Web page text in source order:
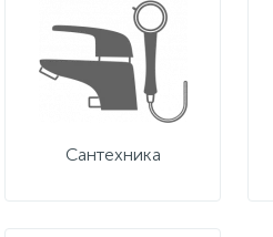
Сантехника